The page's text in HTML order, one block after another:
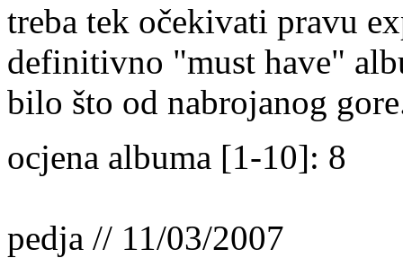
treba tek očekivati pravu
definitivno "must have"
bilo što od nabrojanog
ocjena albuma [1-10]: 8
pedja // 11/03/2007